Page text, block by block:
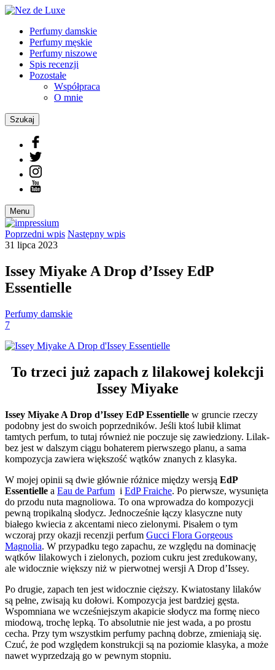
Perfumy damskie
Perfumy męskie
Perfumy niszowe
Spis recenzji
Pozostałe
Współpraca
O mnie
Szukaj
Menu
Poprzedni wpis Następny wpis
31 lipca 2023
Issey Miyake A Drop d’Issey EdP
Essentielle
Perfumy damskie
7
To trzeci już zapach z lilakowej kolekcji
Issey Miyake
Issey Miyake A Drop d’Issey EdP Essentielle w gruncie rzeczy
podobny jest do swoich poprzedników. Jeśli ktoś lubił klimat
tamtych perfum, to tutaj również nie poczuje się zawiedziony. Lilak-
bez jest w dalszym ciągu bohaterem pierwszego planu, a sama
kompozycja zawiera większość wątków znanych z klasyka.
W mojej opinii są dwie głównie różnice między wersją EdP
Essentielle a Eau de Parfum i EdP Fraiche. Po pierwsze, wysunięta
do przodu nuta magnoliowa. To ona wprowadza do kompozycji
pewną tropikalną słodycz. Jednocześnie łączy klasyczne nuty
białego kwiecia z akcentami nieco zielonymi. Pisałem o tym
wczoraj przy okazji recenzji perfum Gucci Flora Gorgeous
Magnolia. W przypadku tego zapachu, ze względu na dominację
wątków lilakowych i zielonych, poziom cukru jest zredukowany,
ale widocznie większy niż w pierwotnej wersji A Drop d’Issey.
Po drugie, zapach ten jest widocznie cięższy. Kwiatostany lilaków
są pełne, zwisają ku dołowi. Kompozycja jest bardziej gęsta.
Wspomniana we wcześniejszym akapicie słodycz ma formę nieco
miodową, trochę lepką. To absolutnie nie jest wada, a po prostu
cecha. Przy tym wszystkim perfumy pachną dobrze, zmieniają się.
Czuć, że pod względem konstrukcji są na poziomie klasyka, a może
nawet wyprzedzają go w pewnym stopniu.